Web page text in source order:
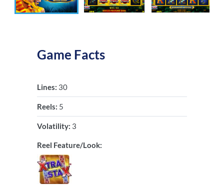
Game Facts
Lines: 30
Reels: 5
Volatility: 3
Reel Feature/Look: